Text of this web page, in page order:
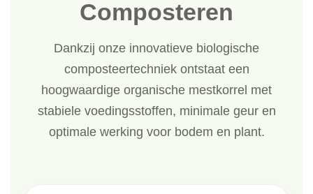
Composteren
Dankzij onze innovatieve biologische
composteertechniek ontstaat een
hoogwaardige organische mestkorrel met
stabiele voedingsstoffen, minimale geur en
optimale werking voor bodem en plant.